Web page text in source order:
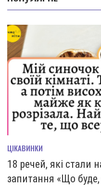
ЦІКАВИНКИ
18 речей, які стали
запитання «Що